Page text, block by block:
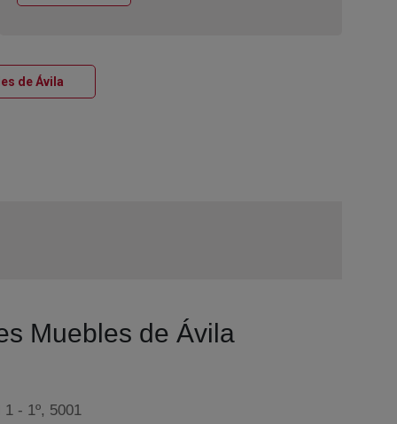
de ÁvilaVentana nueva
Muebles de Ávila
- 1º, 5001